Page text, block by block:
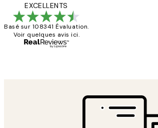
EXCELLENTS
Basé sur 108341 Évaluation.
Voir quelques avis ici.